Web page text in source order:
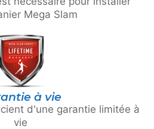
Mega Slam
à vie
d'une garantie limitée à
vie